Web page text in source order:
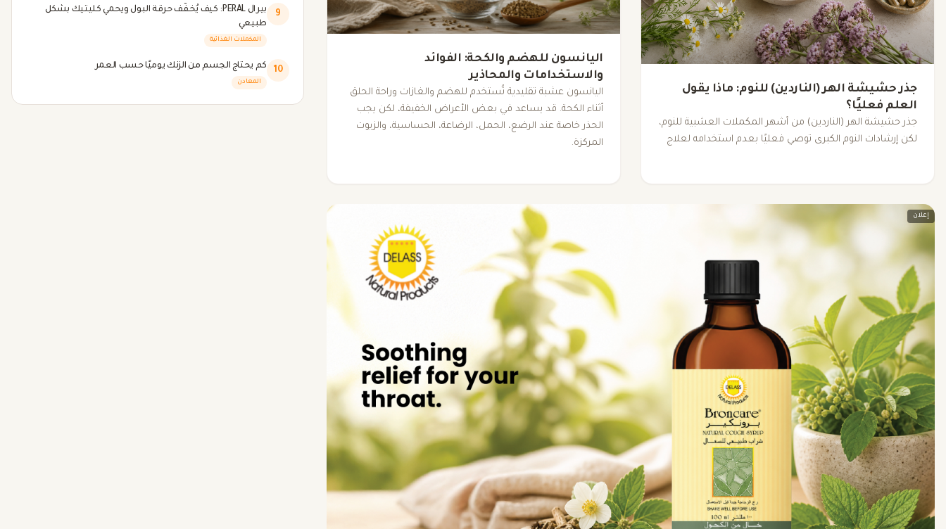
جذر حشيشة الهر (الناردين) للنوم: ماذا يقول
العلم فعليًا؟
جذر حشيشة الهر (الناردين) من أشهر المكملات العشبية للنوم،
لكن إرشادات النوم الكبرى توصي فعليًا بعدم استخدامه لعلاج
اليانسون للهضم والكحة: الفوائد
والاستخدامات والمحاذير
اليانسون عشبة تقليدية تُستخدم للهضم والغازات وراحة الحلق
أثناء الكحة. قد يساعد في بعض الأعراض الخفيفة، لكن يجب
الحذر خاصة عند الرضع، الحمل، الرضاعة، الحساسية، والزيوت
المركزة.
إعلان
9
بيرال PERAL: كيف يُخفّف حرقة البول ويحمي كليتيك بشكل
طبيعي
المكملات الغذائية
10 كم يحتاج الجسم من الزنك يوميًا حسب العمر
المعادن